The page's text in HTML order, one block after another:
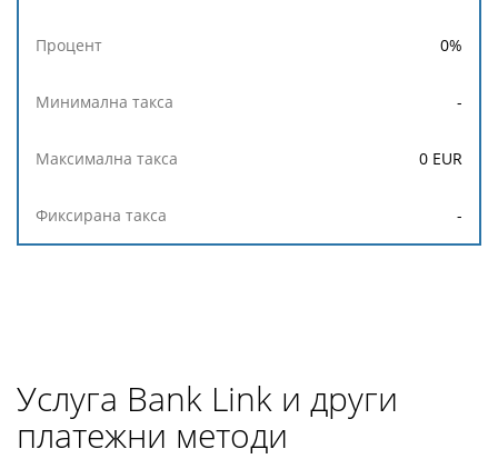
0%
-
0 EUR
-
Услуга Bank Link и други
платежни методи